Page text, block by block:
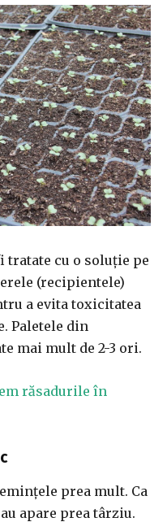
cu o soluţie pe
(recipientele)
a evita toxicitatea
Paletele din
mai mult de 2-3 ori.
răsadurile în
prea mult. Ca
apare prea târziu.